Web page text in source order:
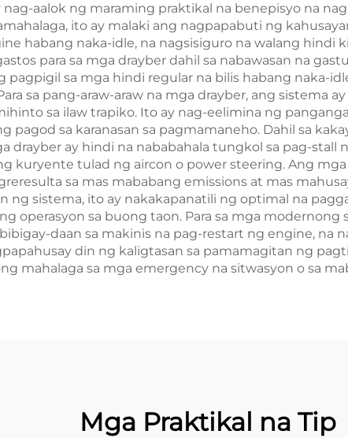
aalok ng maraming praktikal na benepisyo na
ito ay malaki ang nagpapabuti ng
habang naka-idle, na nagsisiguro na walang hindi
para sa mga drayber dahil sa nabawasan na
sa mga hindi regular na bilis habang naka-
sa pang-araw-araw na mga drayber, ang sistema
sa ilaw trapiko. Ito ay nag-eelimina ng
pagod sa karanasan sa pagmamaneho. Dahil sa
drayber ay hindi na nababahala tungkol sa pag-
kuryente tulad ng aircon o power steering. Ang
sa mas mababang emissions at mas
ng sistema, ito ay nakakapanatili ng optimal na
operasyon sa buong taon. Para sa mga
daan sa makinis na pag-restart ng engine, na
din ng kaligtasan sa pamamagitan ng
mahalaga sa mga emergency na sitwasyon o sa
Mga Praktikal na Tip